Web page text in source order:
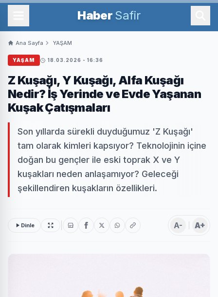
Haber Safir
Ana Sayfa YAŞAM
YAŞAM 18.03.2026 - 16:36
Z Kuşağı, Y Kuşağı, Alfa Kuşağı
Nedir? İş Yerinde ve Evde Yaşanan
Kuşak Çatışmaları
Son yıllarda sürekli duyduğumuz 'Z Kuşağı'
tam olarak kimleri kapsıyor? Teknolojinin içine
doğan bu gençler ile eski toprak X ve Y
kuşakları neden anlaşamıyor? Geleceği
şekillendiren kuşakların özellikleri.
Dinle A- A+